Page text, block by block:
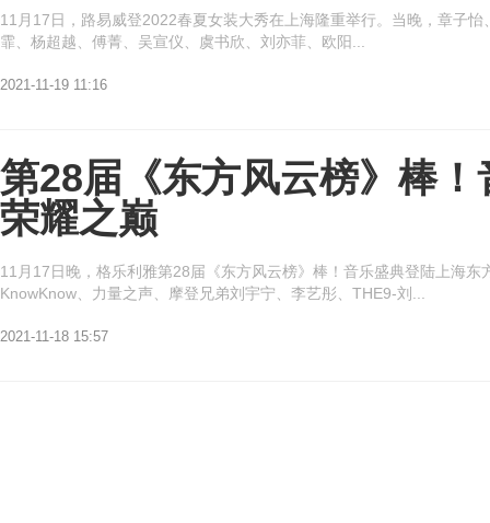
11月17日，路易威登2022春夏女装大秀在上海隆重举行。当晚，章子
霏、杨超越、傅菁、吴宣仪、虞书欣、刘亦菲、欧阳...
2021-11-19 11:16
第28届《东方风云榜》棒
荣耀之巅
11月17日晚，格乐利雅第28届《东方风云榜》棒！音乐盛典登陆上海
KnowKnow、力量之声、摩登兄弟刘宇宁、李艺彤、THE9-刘...
2021-11-18 15:57